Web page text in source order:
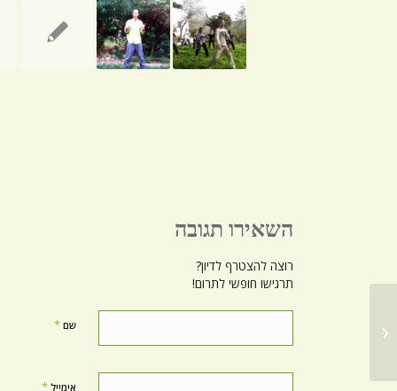
השאירו תגובה
רוצה להצטרף לדיון?
תרגישו חופשי לתרום!
שם *
אימייל *